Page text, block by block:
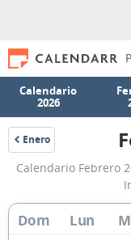
Calendario
2026
Enero
2021
Calendario Febrero
Dom Lun